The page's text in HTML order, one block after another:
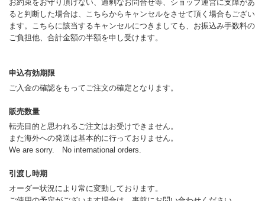
お約束をお守り頂けない、過剰なお問合せ等、ショップ運営に支障があ
ると判断した場合は、こちらからキャンセルをさせて頂く場合もござい
ます。こちらに該当するキャンセルにつきましても、お振込み手数料の
ご負担他、合計金額の半額を申し受けます。
申込有効期限
ご入金の確認をもってご注文の確定となります。
販売数量
転売目的と思われるご注文はお受けできません。
また海外への発送は基本的に行っておりません。
We are sorry. No international orders.
引渡し時期
オーダー状況により常に変動しております。